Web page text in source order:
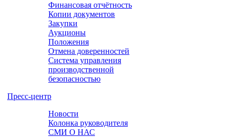
Финансовая отчётность
Копии документов
Закупки
Аукционы
Положения
Отмена доверенностей
Система управления
производственной
безопасностью
Пресс-центр
Новости
Колонка руководителя
СМИ О НАС